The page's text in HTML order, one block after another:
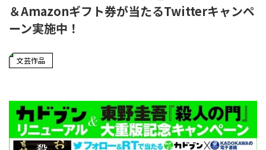
＆Amazonギフト券が当たるTwitterキャンペ
ーン実施中！
文芸作品